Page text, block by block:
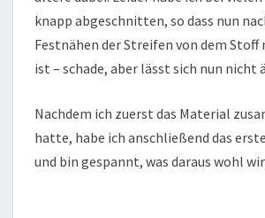
knapp abgeschnitten, so dass nun
Festnähen der Streifen von dem Stoff
ist – schade, aber lässt sich nun nicht
Nachdem ich zuerst das Material
hatte, habe ich anschließend das
und bin gespannt, was daraus wohl